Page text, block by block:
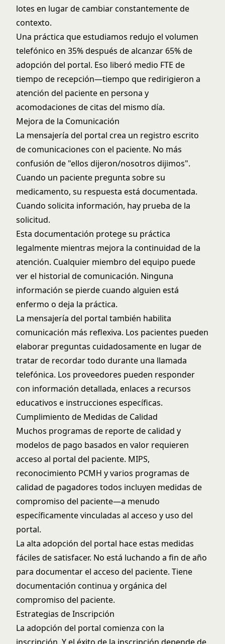
lotes en lugar de cambiar constantemente de
contexto.
Una práctica que estudiamos redujo el volumen
telefónico en 35% después de alcanzar 65% de
adopción del portal. Eso liberó medio FTE de
tiempo de recepción—tiempo que redirigieron a
atención del paciente en persona y
acomodaciones de citas del mismo día.
Mejora de la Comunicación
La mensajería del portal crea un registro escrito
de comunicaciones con el paciente. No más
confusión de "ellos dijeron/nosotros dijimos".
Cuando un paciente pregunta sobre su
medicamento, su respuesta está documentada.
Cuando solicita información, hay prueba de la
solicitud.
Esta documentación protege su práctica
legalmente mientras mejora la continuidad de la
atención. Cualquier miembro del equipo puede
ver el historial de comunicación. Ninguna
información se pierde cuando alguien está
enfermo o deja la práctica.
La mensajería del portal también habilita
comunicación más reflexiva. Los pacientes pueden
elaborar preguntas cuidadosamente en lugar de
tratar de recordar todo durante una llamada
telefónica. Los proveedores pueden responder
con información detallada, enlaces a recursos
educativos e instrucciones específicas.
Cumplimiento de Medidas de Calidad
Muchos programas de reporte de calidad y
modelos de pago basados en valor requieren
acceso al portal del paciente. MIPS,
reconocimiento PCMH y varios programas de
calidad de pagadores todos incluyen medidas de
compromiso del paciente—a menudo
específicamente vinculadas al acceso y uso del
portal.
La alta adopción del portal hace estas medidas
fáciles de satisfacer. No está luchando a fin de año
para documentar el acceso del paciente. Tiene
documentación continua y orgánica del
compromiso del paciente.
Estrategias de Inscripción
La adopción del portal comienza con la